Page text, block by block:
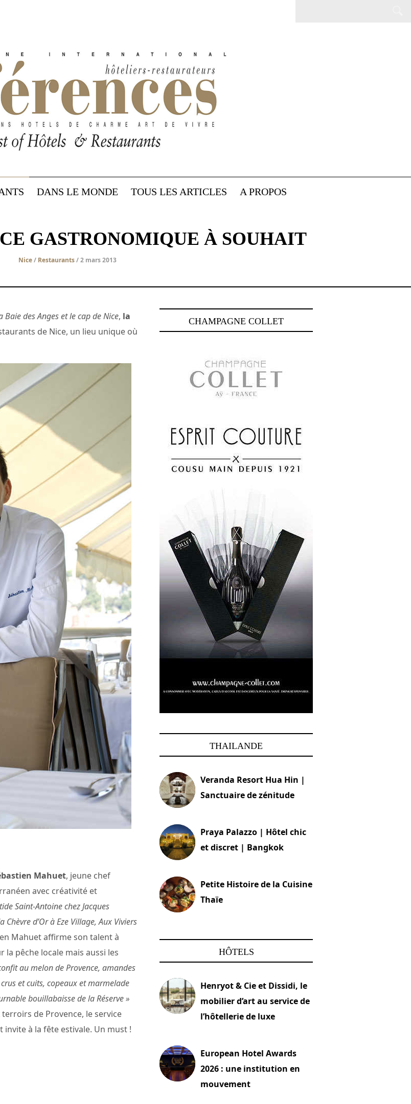
DANS LE MONDE TOUS LES ARTICLES A PROPOS
GASTRONOMIQUE À SOUHAIT
Nice/ Restaurants/ 2 mars 2013
Baie des Anges et le cap de Nice, la
de Nice, un lieu unique où
Mahuet, jeune chef
avec créativité et
Saint-Antoine chez Jacques
d’Or à Eze Village, Aux Viviers
Mahuet affirme son talent à
la pêche locale mais aussi les
au melon de Provence, amandes
et cuits, copeaux et marmelade
bouillabaisse de la Réserve »
de Provence, le service
à la fête estivale. Un must !
CHAMPAGNE COLLET
THAILANDE
Veranda Resort Hua Hin |
Sanctuaire de zénitude
Praya Palazzo | Hôtel chic
et discret | Bangkok
Petite Histoire de la Cuisine
Thaïe
HÔTELS
Henryot & Cie et Dissidi, le
mobilier d’art au service de
l’hôtellerie de luxe
European Hotel Awards
2026 : une institution en
mouvement